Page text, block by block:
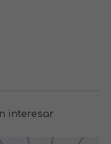
interesar